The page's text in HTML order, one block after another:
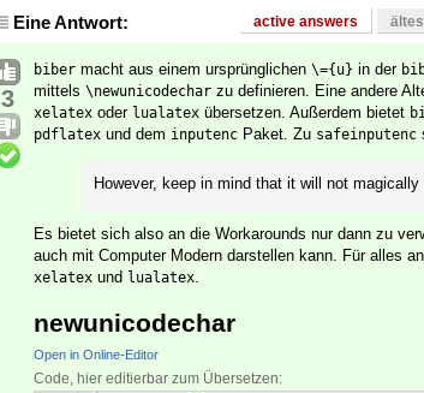
Eine Antwort: active answers
3
biber macht aus einem ursprünglichen \={u} in der
mittels \newunicodechar zu definieren. Eine andere
xelatex oder lualatex übersetzen. Außerdem bietet
pdflatex und dem inputenc Paket. Zu safeinputenc
However, keep in mind that it will not
Es bietet sich also an die Workarounds nur dann zu
auch mit Computer Modern darstellen kann. Für alles
xelatex und lualatex.
newunicodechar
Open in Online-Editor
Code, hier editierbar zum Übersetzen: